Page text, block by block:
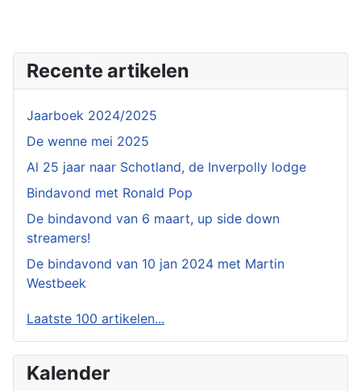
Recente artikelen
Jaarboek 2024/2025
De wenne mei 2025
Al 25 jaar naar Schotland, de Inverpolly lodge
Bindavond met Ronald Pop
De bindavond van 6 maart, up side down
streamers!
De bindavond van 10 jan 2024 met Martin
Westbeek
Laatste 100 artikelen...
Kalender